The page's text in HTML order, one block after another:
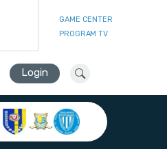
GAME CENTER
PROGRAM TV
Login